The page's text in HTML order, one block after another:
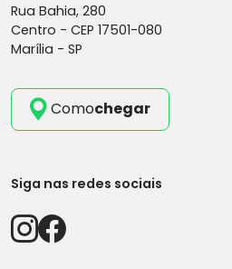
Rua Bahia, 280
Centro - CEP 17501-080
Marília - SP
Comochegar
Siga nas redes sociais